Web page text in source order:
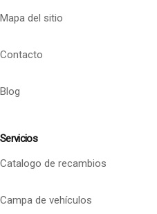
Mapa del sitio
Contacto
Blog
Servicios
Catalogo de recambios
Campa de vehículos